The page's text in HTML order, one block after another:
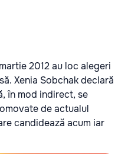
2012 au loc alegeri
Xenia Sobchak declară
în mod indirect, se
de actualul
candidează acum iar